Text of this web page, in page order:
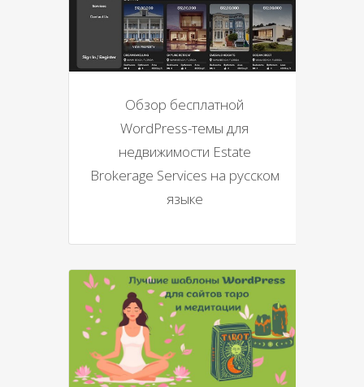
Обзор бесплатной
WordPress-темы для
недвижимости Estate
Brokerage Services на русском
языке